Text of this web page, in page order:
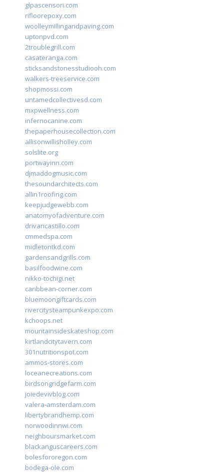
glpascensori.com
rifloorepoxy.com
woolleymillingandpaving.com
uptonpvd.com
2troublegrill.com
casateranga.com
sticksandstonesstudiooh.com
walkers-treeservice.com
shopmossi.com
untamedcollectivesd.com
mxpwellness.com
infernocanine.com
thepaperhousecollection.com
allisonwillisholley.com
solslite.org
portwayinn.com
djmaddogmusic.com
thesoundarchitects.com
allin1roofing.com
keepjudgewebb.com
anatomyofadventure.com
drivancastillo.com
cmmedspa.com
midletontkd.com
gardensandgrills.com
basilfoodwine.com
nikko-tochigi.net
caribbean-corner.com
bluemoongiftcards.com
rivercitysteampunkexpo.com
kchoops.net
mountainsideskateshop.com
kirtlandcitytavern.com
301nutritionspot.com
ammos-stores.com
loceanecreations.com
birdsongridgefarm.com
joiedevivblog.com
valera-amsterdam.com
libertybrandhemp.com
norwoodinnwi.com
neighboursmarket.com
blackanguscareers.com
bolesfororegon.com
bodega-ole.com